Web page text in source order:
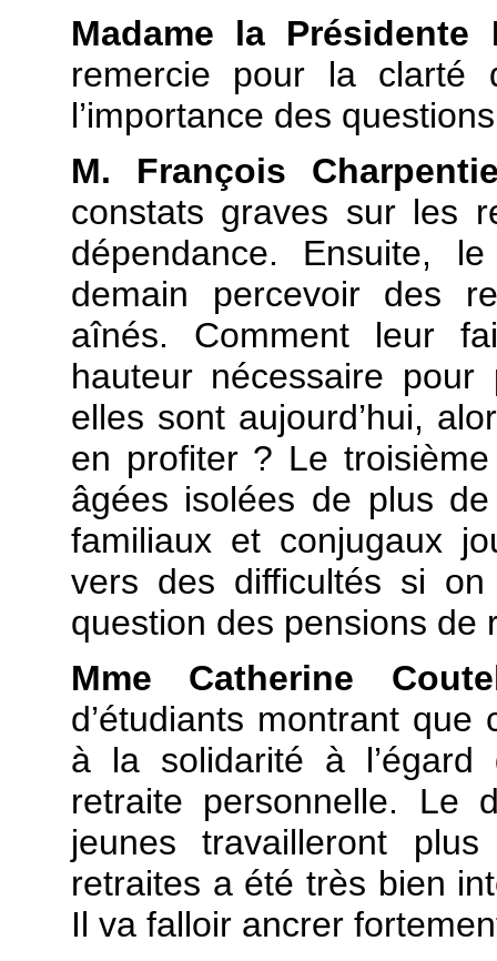
Madame la Présidente
remercie pour la clarté
l’importance des
M. François
constats graves sur les
dépendance. Ensuite,
demain percevoir des
aînés. Comment leur
hauteur nécessaire
elles sont aujourd’hui,
en profiter ? Le
âgées isolées de plus
familiaux et conjugaux
vers des difficultés si
question des pensions de
Mme Catherine
d’étudiants montrant
à la solidarité à l’égard
retraite personnelle. Le
jeunes travailleront
retraites a été très bien
Il va falloir ancrer